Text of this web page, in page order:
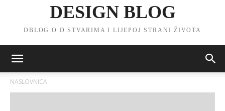
DESIGN BLOG
DBLOG O D STVARIMA I LIJEPOJ STRANI ŽIVOTA
NASLOVNICA